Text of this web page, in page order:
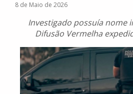
8 de Maio de 2026
Investigado possuía nome
Difusão Vermelha